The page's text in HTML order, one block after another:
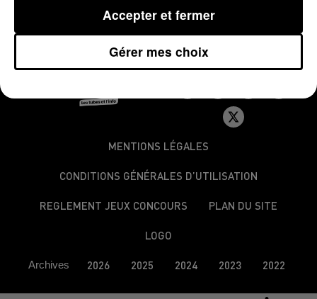
MENTIONS LÉGALES
CONDITIONS GÉNÉRALES D’UTILISATION
REGLEMENT JEUX CONCOURS PLAN DU SITE
LOGO
Archives 2026 2025 2024 2023 2022
Gérer mes choix
Accepter et fermer